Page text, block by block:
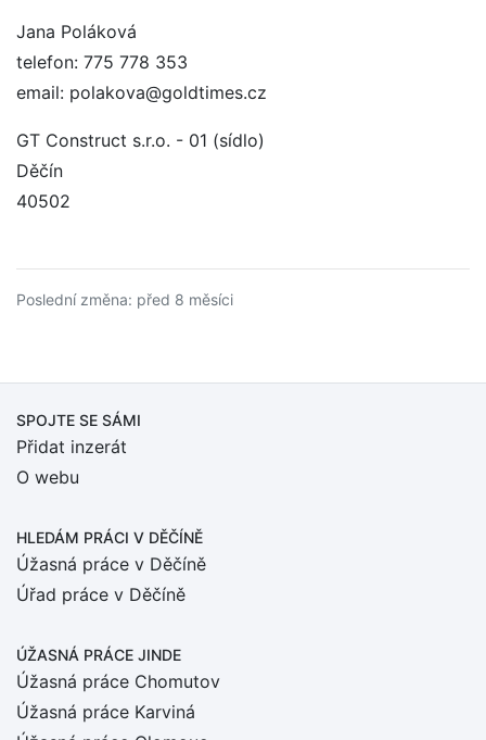
Jana Poláková
telefon: 775 778 353
email: polakova@goldtimes.cz
GT Construct s.r.o. - 01 (sídlo)
Děčín
40502
Poslední změna: před 8 měsíci
SPOJTE SE SÁMI
Přidat inzerát
O webu
HLEDÁM PRÁCI V DĚČÍNĚ
Úžasná práce v Děčíně
Úřad práce v Děčíně
ÚŽASNÁ PRÁCE JINDE
Úžasná práce Chomutov
Úžasná práce Karviná